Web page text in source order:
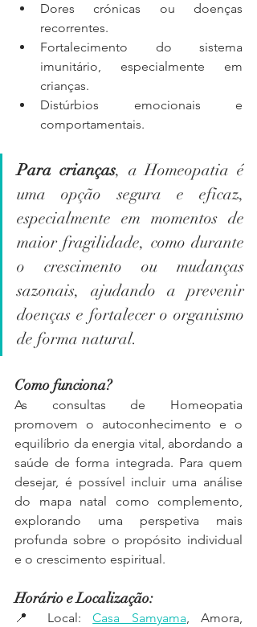
Dores crónicas ou doenças
recorrentes.
Fortalecimento do sistema
imunitário, especialmente em
crianças.
Distúrbios emocionais e
comportamentais.
Para crianças, a Homeopatia é
uma opção segura e eficaz,
especialmente em momentos de
maior fragilidade, como durante
o crescimento ou mudanças
sazonais, ajudando a prevenir
doenças e fortalecer o organismo
de forma natural.
Como funciona?
As consultas de Homeopatia
promovem o autoconhecimento e o
equilíbrio da energia vital, abordando a
saúde de forma integrada. Para quem
desejar, é possível incluir uma análise
do mapa natal como complemento,
explorando uma perspetiva mais
profunda sobre o propósito individual
e o crescimento espiritual.
Horário e Localização:
📍 Local: Casa Samyama, Amora,